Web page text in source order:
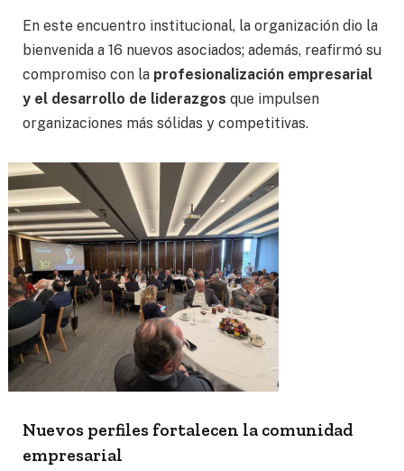
En este encuentro institucional, la organización dio la
bienvenida a 16 nuevos asociados; además, reafirmó su
compromiso con la profesionalización empresarial
y el desarrollo de liderazgos que impulsen
organizaciones más sólidas y competitivas.
Nuevos perfiles fortalecen la comunidad
empresarial